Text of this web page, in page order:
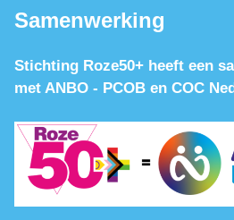
Samenwerking
Stichting Roze50+ heeft een
met ANBO - PCOB en COC